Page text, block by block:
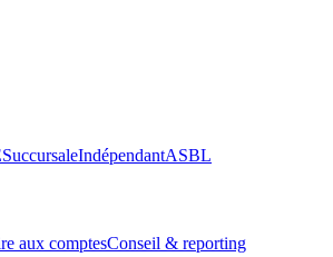
SuccursaleIndépendantASBL
aux comptesConseil & reporting